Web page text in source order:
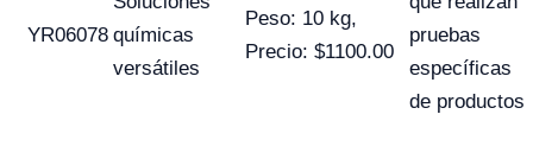
YR06078 químicas
versátiles
Peso: 10 kg,
Precio: $1100.00
pruebas
específicas
de productos